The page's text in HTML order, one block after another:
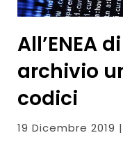
All’ENEA
archivio
codici
19 Dicembre 2019